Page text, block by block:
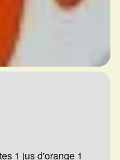
1 jus d'orange 1